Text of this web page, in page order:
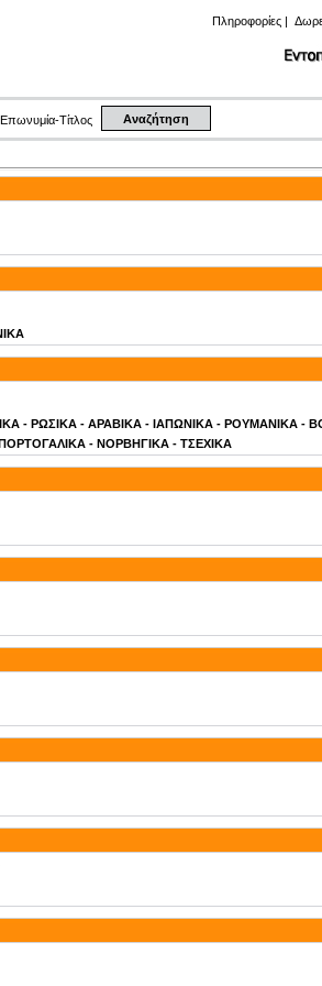
Πληροφορίες |
Επωνυμία-Τίτλος
- ΡΩΣΙΚΑ - ΑΡΑΒΙΚΑ - ΙΑΠΩΝΙΚΑ - ΡΟΥΜΑΝΙΚΑ -
- ΝΟΡΒΗΓΙΚΑ - ΤΣΕΧΙΚΑ